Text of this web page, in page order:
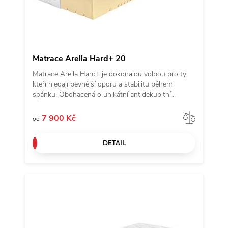
Matrace Arella Hard+ 20
Matrace Arella Hard+ je dokonalou volbou pro ty,
kteří hledají pevnější oporu a stabilitu během
spánku. Obohacená o unikátní antidekubitní
potah z revoluční látky Tencel, přináší nejen
studené pěny s objemovou hmotností 50 kg/m3 a
vyšším odporem proti stlačení, zaručuje vynikající
od 7 900 Kč
DETAIL